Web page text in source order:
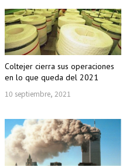
Coltejer cierra sus operaciones
en lo que queda del 2021
10 septiembre, 2021